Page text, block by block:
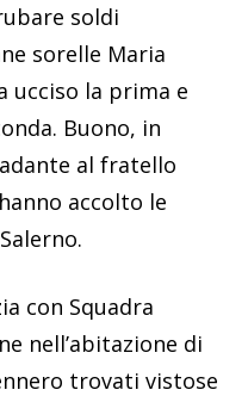
soldi
sorelle Maria
ucciso la prima e
Buono, in
al fratello
accolto le
con Squadra
nell’abitazione di
trovati vistose